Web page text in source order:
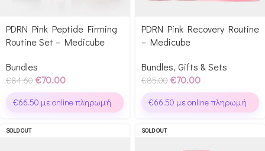
PDRN Pink Peptide Firming
Routine Set – Medicube
Bundles
€84.60 €70.00
€66.50 με online πληρωμή
PDRN Pink Recovery Routine
– Medicube
Bundles, Gifts & Sets
€85.00 €70.00
€66.50 με online πληρωμή
SOLD OUT SOLD OUT